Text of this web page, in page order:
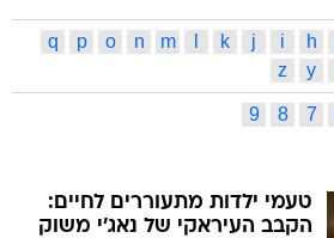
h
i
j
k
m
n
o
p
q
y
z
7
8
9
טעמי ילדות מתעוררים לחיים:
הקבב העיראקי של נאג׳י משוק